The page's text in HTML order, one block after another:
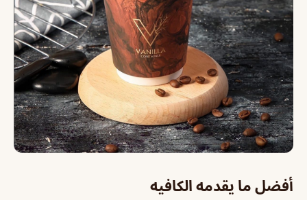
أفضل ما يقدمه الكافيه